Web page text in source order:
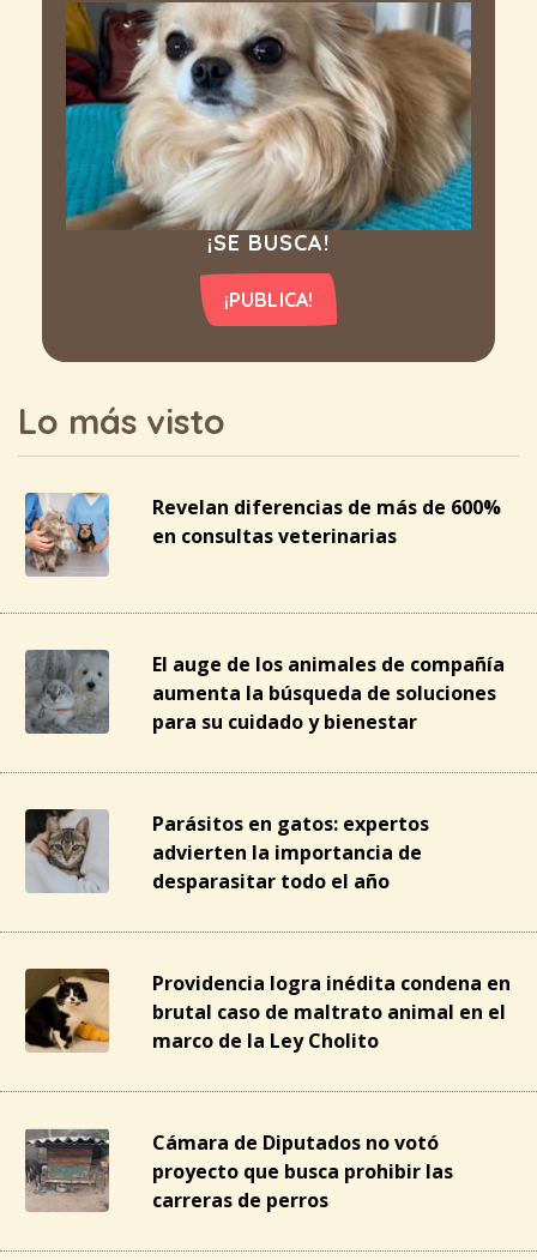
¡SE BUSCA!
¡PUBLICA!
Lo más visto
Revelan diferencias de más de 600%
en consultas veterinarias
El auge de los animales de compañía
aumenta la búsqueda de soluciones
para su cuidado y bienestar
Parásitos en gatos: expertos
advierten la importancia de
desparasitar todo el año
Providencia logra inédita condena en
brutal caso de maltrato animal en el
marco de la Ley Cholito
Cámara de Diputados no votó
proyecto que busca prohibir las
carreras de perros